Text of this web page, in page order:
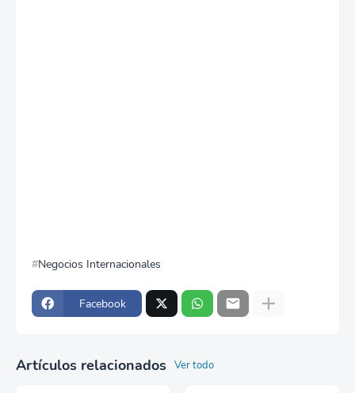
Negocios Internacionales
Facebook
Artículos relacionados Ver todo